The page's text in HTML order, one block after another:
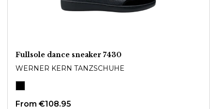
Fullsole dance sneaker 7430
WERNER KERN TANZSCHUHE
From €108.95